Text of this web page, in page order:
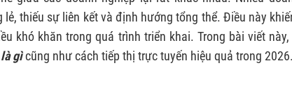
lẻ, thiếu sự liên kết và định hướng tổng thể. Điều này
khó khăn trong quá trình triển khai. Trong bài viết này,
gìcũng như cách tiếp thị trực tuyến hiệu quả trong 2026.